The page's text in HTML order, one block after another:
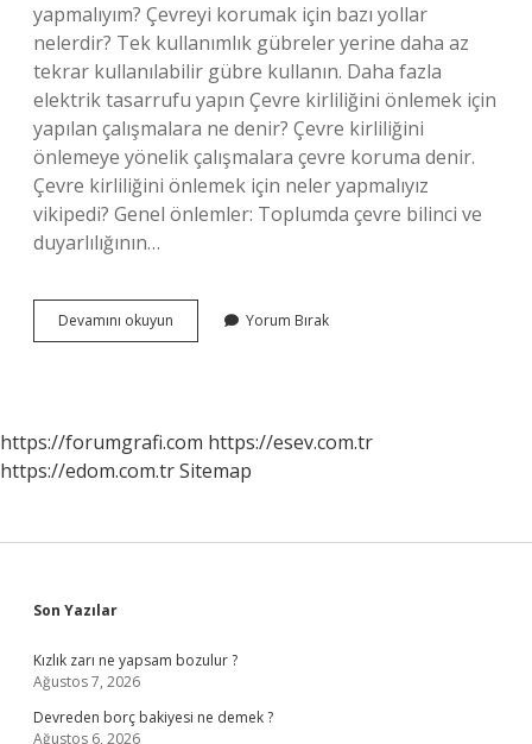
yapmalıyım? Çevreyi korumak için bazı yollar
nelerdir? Tek kullanımlık gübreler yerine daha az
tekrar kullanılabilir gübre kullanın. Daha fazla
elektrik tasarrufu yapın Çevre kirliliğini önlemek için
yapılan çalışmalara ne denir? Çevre kirliliğini
önlemeye yönelik çalışmalara çevre koruma denir.
Çevre kirliliğini önlemek için neler yapmalıyız
vikipedi? Genel önlemler: Toplumda çevre bilinci ve
duyarlılığının…
Devamını okuyun
Kirliliğini
Yorum Bırak
https://forumgrafi.com https://esev.com.tr
https://edom.com.trSitemap
Sidebar
Son Yazılar
Kızlık zarı ne yapsam bozulur ?
Ağustos 7, 2026
Devreden borç bakiyesi ne demek ?
Ağustos 6, 2026